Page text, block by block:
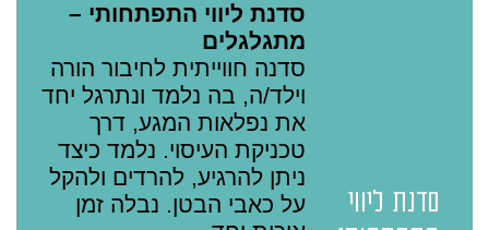
סדנת ליווי
סדנת ליווי התפתחותי –
מתגלגלים
סדנה חווייתית לחיבור הורה
וילד/ה, בה נלמד ונתרגל יחד
את נפלאות המגע, דרך
טכניקת העיסוי. נלמד כיצד
ניתן להרגיע, להרדים ולהקל
על כאבי הבטן. נבלה זמן